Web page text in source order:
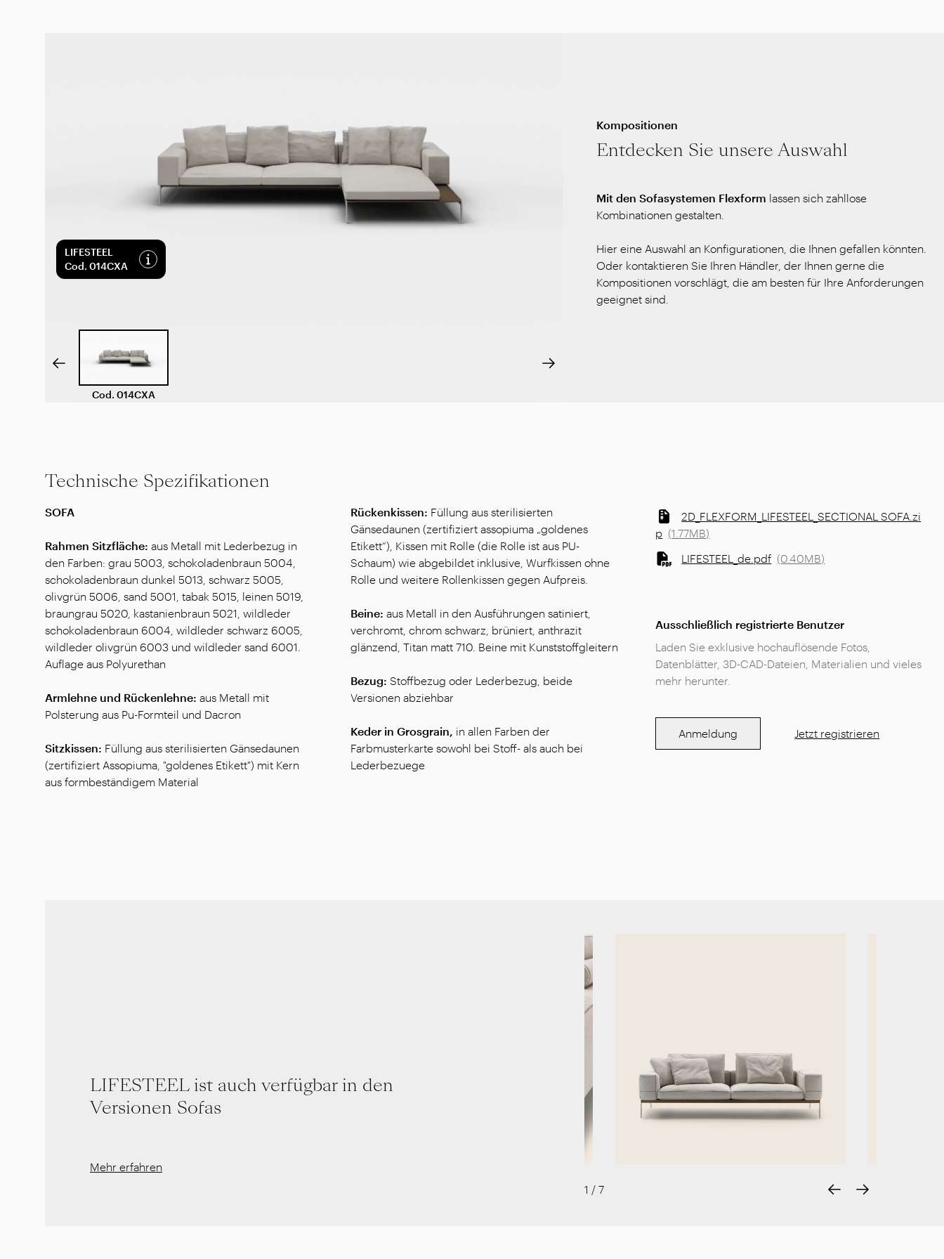
LIFESTEEL
Cod. 014CXA
Cod. 014CXA
Kompositionen
Entdecken Sie unsere Auswahl
Mit den Sofasystemen Flexform lassen sich zahllose
Kombinationen gestalten.
Hier eine Auswahl an Konfigurationen, die Ihnen gefallen könnten.
Oder kontaktieren Sie Ihren Händler, der Ihnen gerne die
Kompositionen vorschlägt, die am besten für Ihre Anforderungen
geeignet sind.
Technische Spezifikationen
SOFA
Rahmen Sitzfläche: aus Metall mit Lederbezug in
den Farben: grau 5003, schokoladenbraun 5004,
schokoladenbraun dunkel 5013, schwarz 5005,
olivgrün 5006, sand 5001, tabak 5015, leinen 5019,
braungrau 5020, kastanienbraun 5021, wildleder
schokoladenbraun 6004, wildleder schwarz 6005,
wildleder olivgrün 6003 und wildleder sand 6001.
Auflage aus Polyurethan
Armlehne und Rückenlehne: aus Metall mit
Polsterung aus Pu-Formteil und Dacron
Sitzkissen: Füllung aus sterilisierten Gänsedaunen
(zertifiziert Assopiuma, "goldenes Etikett") mit Kern
aus formbeständigem Material
Rückenkissen: Füllung aus sterilisierten
Gänsedaunen (zertifiziert assopiuma „goldenes
Etikett“), Kissen mit Rolle (die Rolle ist aus PU-
Schaum) wie abgebildet inklusive, Wurfkissen ohne
Rolle und weitere Rollenkissen gegen Aufpreis.
Beine: aus Metall in den Ausführungen satiniert,
verchromt, chrom schwarz, brüniert, anthrazit
glänzend, Titan matt 710. Beine mit Kunststoffgleitern
Bezug: Stoffbezug oder Lederbezug, beide
Versionen abziehbar
Keder in Grosgrain, in allen Farben der
Farbmusterkarte sowohl bei Stoff- als auch bei
Lederbezuege
2D_FLEXFORM_LIFESTEEL_SECTIONAL SOFA.zi
p (1.77MB)
LIFESTEEL_de.pdf (0.40MB)
Ausschließlich registrierte Benutzer
Laden Sie exklusive hochauflösende Fotos,
Datenblätter, 3D-CAD-Dateien, Materialien und vieles
mehr herunter.
Anmeldung Jetzt registrieren
LIFESTEEL ist auch verfügbar in den
Versionen Sofas
Mehr erfahren
1 / 7 Test Test